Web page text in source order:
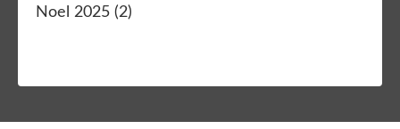
Noel 2025 (2)